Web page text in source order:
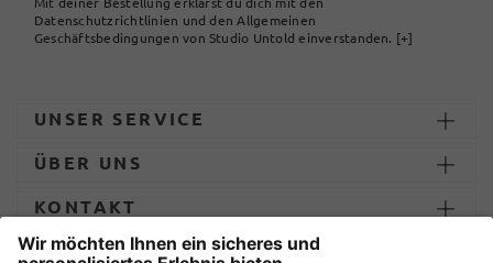
Datenschutzrichtlinien und den Allgemeinen
Geschäftsbedingungen von Studio Untold einverstanden. [+]
UNSER SERVICE
ÜBER UNS
KONTAKT
ZAHLUNG UND LIEFERUNG